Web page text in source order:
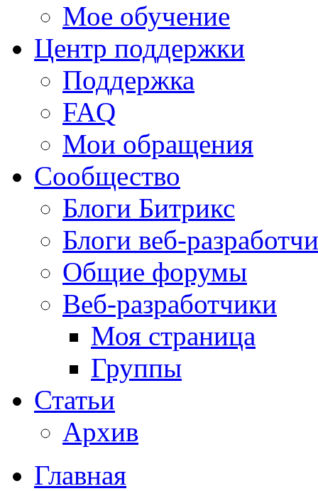
Мое обучение
Центр поддержки
Поддержка
FAQ
Мои обращения
Сообщество
Блоги Битрикс
Блоги веб-
Общие форумы
Веб-разработчики
Моя страница
Группы
Статьи
Архив
Главная